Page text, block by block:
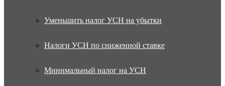
Уменьшить налог УСН на убытки
Налоги УСН по сниженной ставке
Минимальный налог на УСН